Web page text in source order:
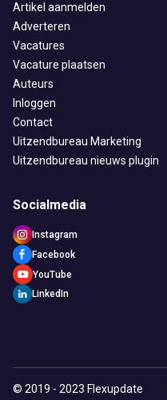
Artikel aanmelden
Adverteren
Vacatures
Vacature plaatsen
Auteurs
Inloggen
Contact
Uitzendbureau Marketing
Uitzendbureau nieuws plugin
Socialmedia
Instagram
Facebook
YouTube
LinkedIn
© 2019 - 2023 Flexupdate